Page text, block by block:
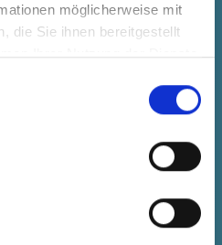
möglicherweise mit
die Sie ihnen bereitgestellt
Ihrer Nutzung der Dienste